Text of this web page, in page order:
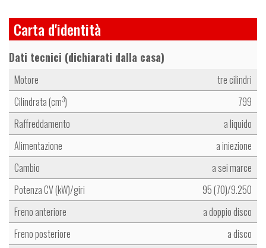
Carta d'identità
Dati tecnici (dichiarati dalla casa)
Motore
tre cilindri
Cilindrata (cm3)
799
Raffreddamento
a liquido
Alimentazione
a iniezione
Cambio
a sei marce
Potenza CV (kW)/giri
95 (70)/9.250
Freno anteriore
a doppio disco
Freno posteriore
a disco